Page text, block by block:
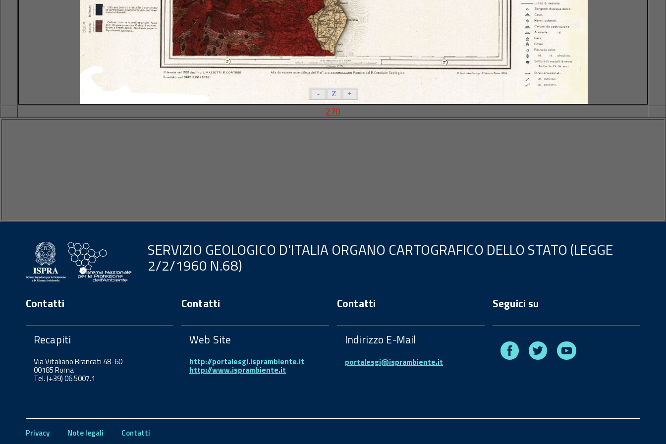
- Z +
270
SERVIZIO GEOLOGICO D'ITALIA ORGANO CARTOGRAFICO DELLO STATO (LEGGE
2/2/1960 N.68)
Contatti
Recapiti
Via Vitaliano Brancati 48-60
00185 Roma
Tel. (+39) 06.5007.1
Contatti
Web Site
http://portalesgi.isprambiente.it
http://www.isprambiente.it
Contatti
Indirizzo E-Mail
portalesgi@isprambiente.it
Seguici su
Facebook Twitter
Privacy Note legali Contatti